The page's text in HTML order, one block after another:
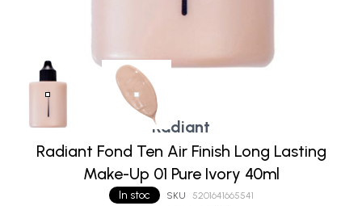
In stoc SKU 5201641665541
Radiant
Radiant Fond Ten Air Finish Long Lasting
Make-Up 01 Pure Ivory 40ml